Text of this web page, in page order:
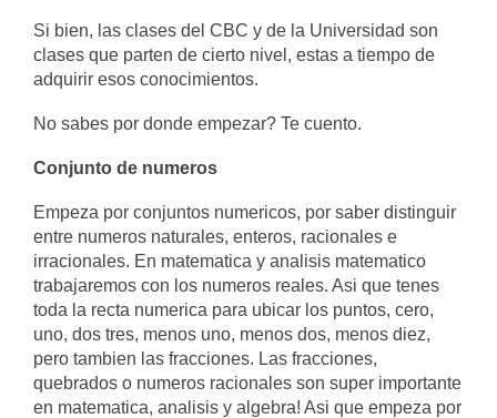
Si bien, las clases del CBC y de la Universidad son
clases que parten de cierto nivel, estas a tiempo de
adquirir esos conocimientos.
No sabes por donde empezar? Te cuento.
Conjunto de numeros
Empeza por conjuntos numericos, por saber distinguir
entre numeros naturales, enteros, racionales e
irracionales. En matematica y analisis matematico
trabajaremos con los numeros reales. Asi que tenes
toda la recta numerica para ubicar los puntos, cero,
uno, dos tres, menos uno, menos dos, menos diez,
pero tambien las fracciones. Las fracciones,
quebrados o numeros racionales son super importante
en matematica, analisis y algebra! Asi que empeza por